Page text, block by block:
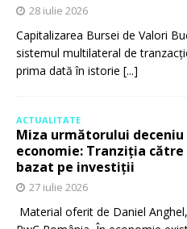
28 iulie 2026
Capitalizarea Bursei de Valori
sistemul multilateral de
prima dată în istorie [...]
ACTUALITATE
Miza următorului
economie: Tranziția
bazat pe investiții
27 iulie 2026
Material oferit de Daniel